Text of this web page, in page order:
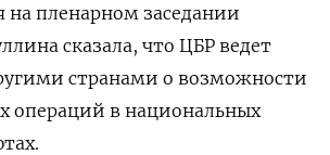
на пленарном заседании
сказала, что ЦБР ведет
странами о возможности
операций в национальных